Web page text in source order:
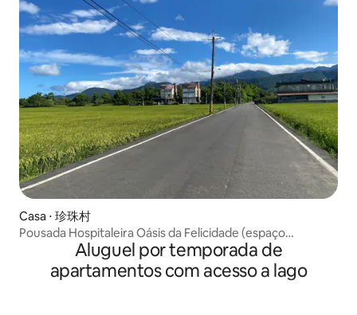
Casa ⋅ 珍珠村
Pousada Hospitaleira Oásis da Felicidade (espaço
exclusivo para 18 pessoas)
Aluguel por temporada de
apartamentos com acesso a lago